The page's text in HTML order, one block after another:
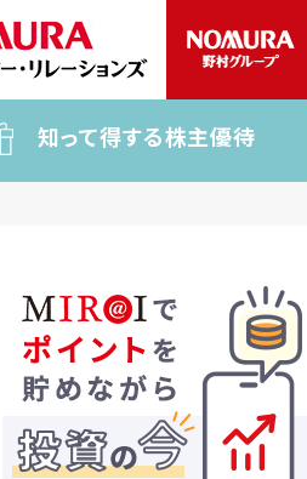
知って得する株主優待